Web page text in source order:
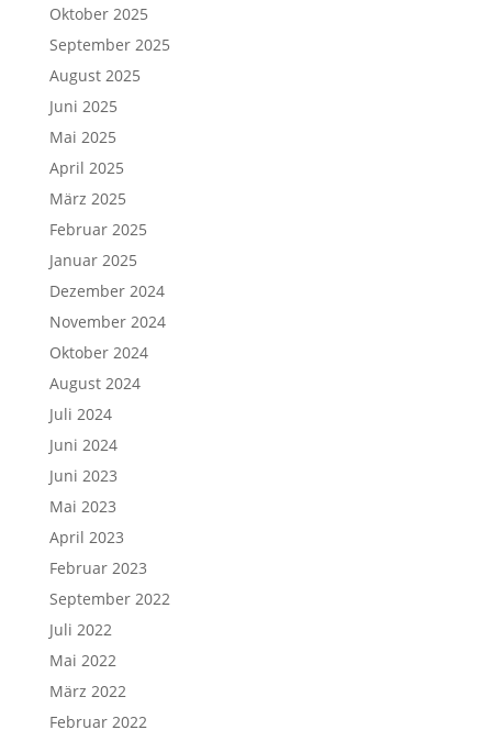
Oktober 2025
September 2025
August 2025
Juni 2025
Mai 2025
April 2025
März 2025
Februar 2025
Januar 2025
Dezember 2024
November 2024
Oktober 2024
August 2024
Juli 2024
Juni 2024
Juni 2023
Mai 2023
April 2023
Februar 2023
September 2022
Juli 2022
Mai 2022
März 2022
Februar 2022